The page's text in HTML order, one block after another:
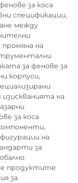
за коса
спецификации,
между
на
за фенове за
корпуси,
на
за коса
на
за
продуктите
за